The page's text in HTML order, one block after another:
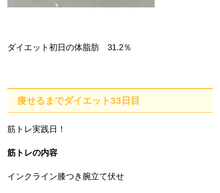
ダイエット初日の体脂肪 31.2％
痩せるまでダイエット33日目
筋トレ実践日！
筋トレの内容
インクライン膝つき腕立て伏せ